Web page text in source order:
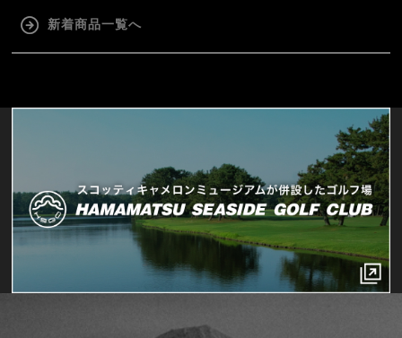
新着商品一覧へ